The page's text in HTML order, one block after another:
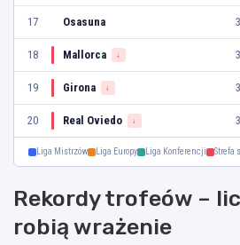
17 Osasuna
18 Mallorca ↓
19 Girona ↓
20 Real Oviedo ↓
Liga Mistrzów Liga Europy Liga Konferencji Strefa
Rekordy trofeów –
robią wrażenie